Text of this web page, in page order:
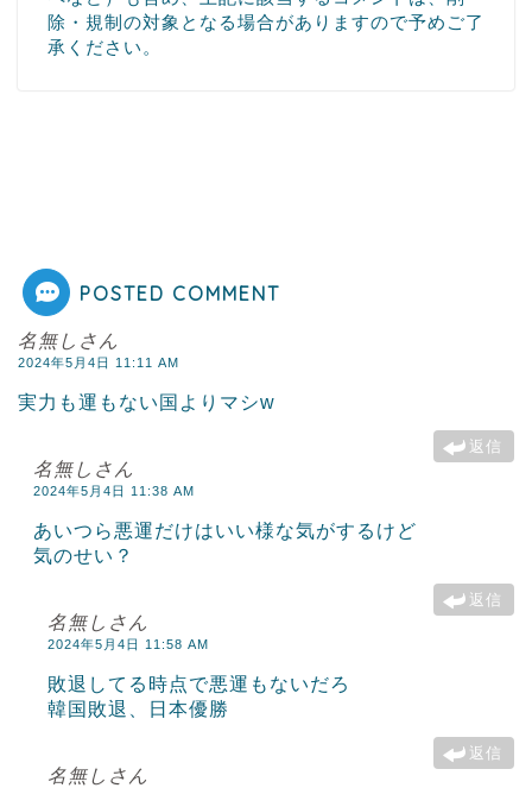
除・規制の対象となる場合がありますので予めご了
承ください。
POSTED COMMENT
名無しさん
2024年5月4日 11:11 AM
実力も運もない国よりマシw
返信
名無しさん
2024年5月4日 11:38 AM
あいつら悪運だけはいい様な気がするけど
気のせい？
返信
名無しさん
2024年5月4日 11:58 AM
敗退してる時点で悪運もないだろ
韓国敗退、日本優勝
返信
名無しさん